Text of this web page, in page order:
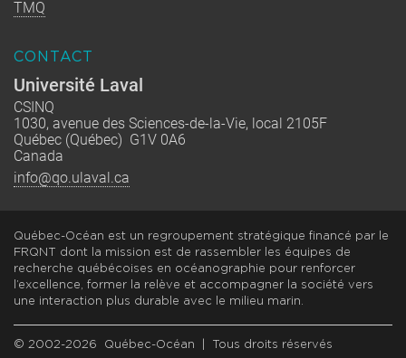
TMQ
CONTACT
Université Laval
CSINQ
1030, avenue des Sciences-de-la-Vie, local 2105F
Québec (Québec) G1V 0A6
Canada
info@qo.ulaval.ca
Québec-Océan est un regroupement stratégique financé par le
FRQNT dont la mission est de rassembler les équipes de
recherche québécoises en océanographie pour renforcer
l’excellence, former la relève et accompagner la société vers
une interaction plus durable avec le milieu marin.
© 2002-2026 Québec-Océan | Tous droits réservés